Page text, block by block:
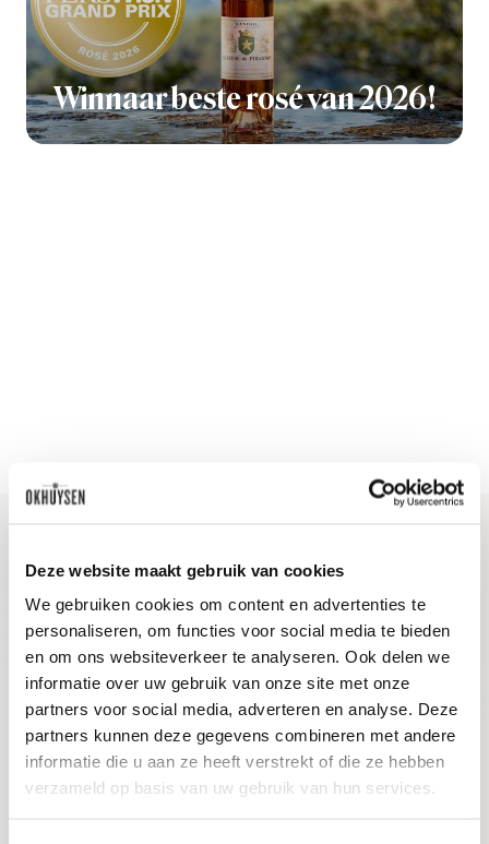
Deze website maakt gebruik van cookies
We gebruiken cookies om content en advertenties te
personaliseren, om functies voor social media te bieden
en om ons websiteverkeer te analyseren. Ook delen we
informatie over uw gebruik van onze site met onze
partners voor social media, adverteren en analyse. Deze
partners kunnen deze gegevens combineren met andere
informatie die u aan ze heeft verstrekt of die ze hebben
verzameld op basis van uw gebruik van hun services.
Winnaar beste rosé van 2026!
Blijf op de hoogte
Ontvang het laatste wijnnieuws, proeverijen en
evenementen
E-mailadres
Aanmelden